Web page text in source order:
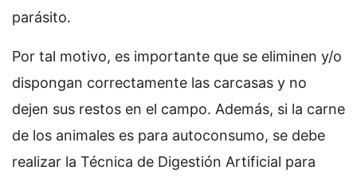
parásito.
Por tal motivo, es importante que se eliminen y/o
dispongan correctamente las carcasas y no
dejen sus restos en el campo. Además, si la carne
de los animales es para autoconsumo, se debe
realizar la Técnica de Digestión Artificial para